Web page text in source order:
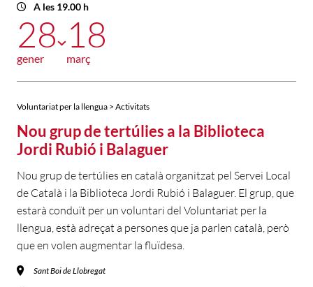
A les 19.00 h
28
gener
18
març
Voluntariat per la llengua > Activitats
Nou grup de tertúlies a la Biblioteca
Jordi Rubió i Balaguer
Nou grup de tertúlies en català organitzat pel Servei Local
de Català i la Biblioteca Jordi Rubió i Balaguer. El grup, que
estarà conduït per un voluntari del Voluntariat per la
llengua, està adreçat a persones que ja parlen català, però
que en volen augmentar la fluïdesa.
Sant Boi de Llobregat